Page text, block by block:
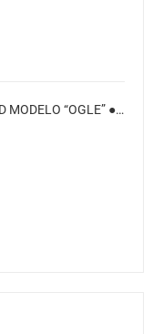
[OP-7204-11CH] APLIQUE DE PARED LED MODELO “OGLE” ● Color: Cromado